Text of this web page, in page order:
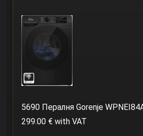
5690 Пералня Gorenje
299.00 € with VAT